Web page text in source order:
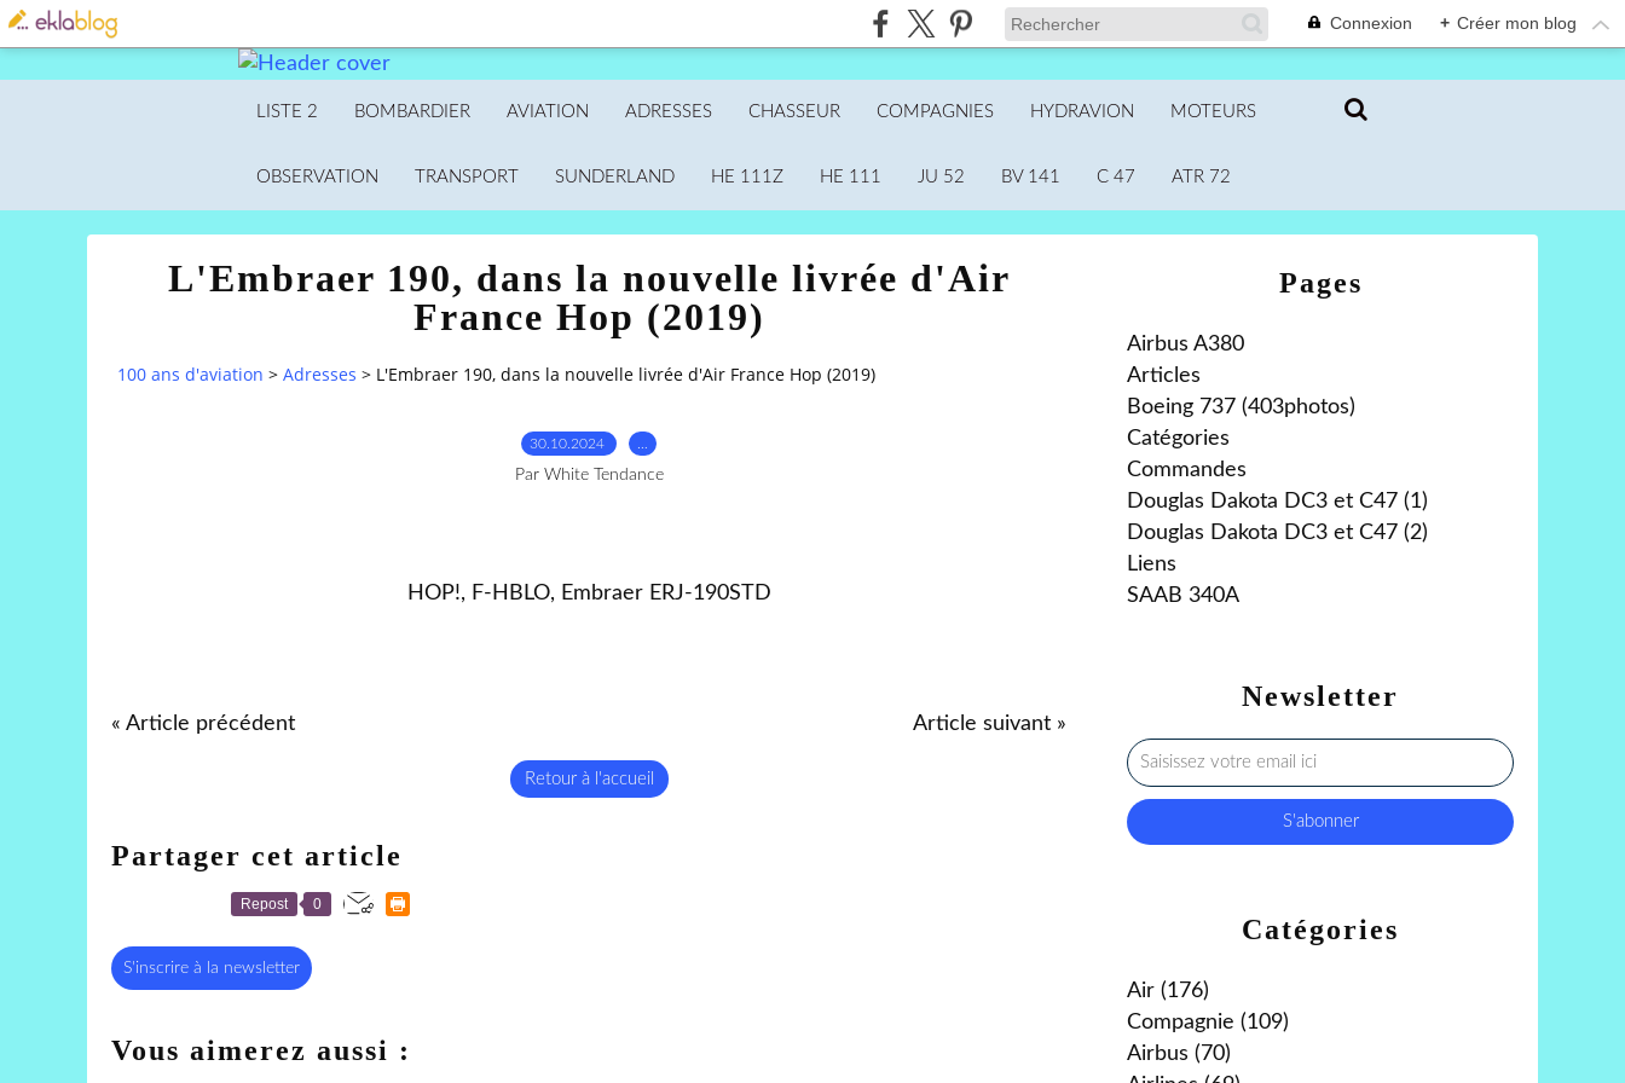
Connexion + Créer mon blog
LISTE 2 BOMBARDIER AVIATION ADRESSES CHASSEUR COMPAGNIES HYDRAVION MOTEURS
OBSERVATION TRANSPORT SUNDERLAND HE 111Z HE 111 JU 52 BV 141 C 47 ATR 72
L'Embraer 190, dans la nouvelle livrée d'Air
France Hop (2019)
100 ans d'aviation > Adresses > L'Embraer 190, dans la nouvelle livrée d'Air France Hop (2019)
30.10.2024
Par White Tendance
HOP!, F-HBLO, Embraer ERJ-190STD
« Article précédent Article suivant »
Retour à l'accueil
Partager cet article
Repost 0
S'inscrire à la newsletter
Vous aimerez aussi :
Newsletter
Catégories
Air (176)
Compagnie (109)
Airbus (70)
Pages
Airbus A380
Articles
Boeing 737 (403photos)
Catégories
Commandes
Douglas Dakota DC3 et C47 (1)
Douglas Dakota DC3 et C47 (2)
Liens
SAAB 340A